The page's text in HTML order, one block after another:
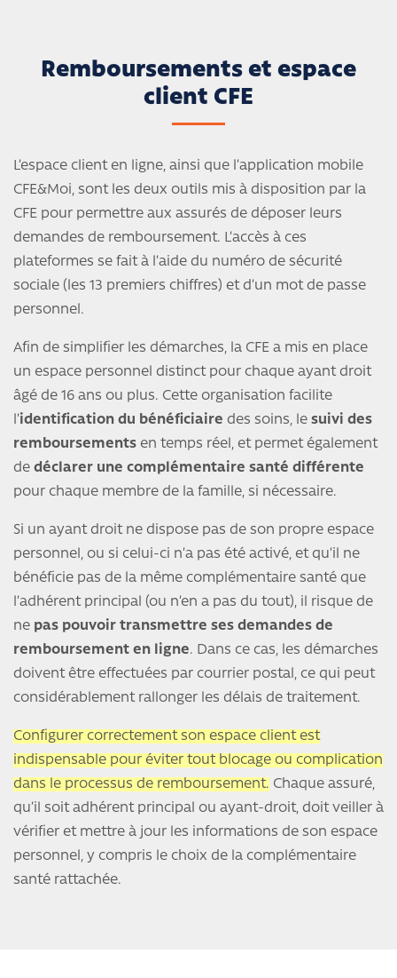
Remboursements et espace
client CFE
L’espace client en ligne, ainsi que l’application mobile
CFE&Moi, sont les deux outils mis à disposition par la
CFE pour permettre aux assurés de déposer leurs
demandes de remboursement. L’accès à ces
plateformes se fait à l’aide du numéro de sécurité
sociale (les 13 premiers chiffres) et d’un mot de passe
personnel.
Afin de simplifier les démarches, la CFE a mis en place
un espace personnel distinct pour chaque ayant droit
âgé de 16 ans ou plus. Cette organisation facilite
l’identification du bénéficiaire des soins, le suivi des
remboursements en temps réel, et permet également
de déclarer une complémentaire santé différente
pour chaque membre de la famille, si nécessaire.
Si un ayant droit ne dispose pas de son propre espace
personnel, ou si celui-ci n’a pas été activé, et qu’il ne
bénéficie pas de la même complémentaire santé que
l’adhérent principal (ou n’en a pas du tout), il risque de
ne pas pouvoir transmettre ses demandes de
remboursement en ligne. Dans ce cas, les démarches
doivent être effectuées par courrier postal, ce qui peut
considérablement rallonger les délais de traitement.
Configurer correctement son espace client est
indispensable pour éviter tout blocage ou complication
dans le processus de remboursement. Chaque assuré,
qu’il soit adhérent principal ou ayant-droit, doit veiller à
vérifier et mettre à jour les informations de son espace
personnel, y compris le choix de la complémentaire
santé rattachée.